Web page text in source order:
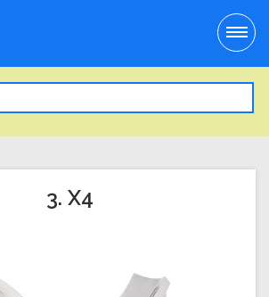
3. X4